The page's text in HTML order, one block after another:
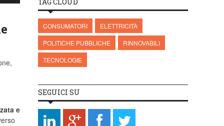
e
TAG CLOUD
CONSUMATORI
ELETTRICITÀ
POLITICHE PUBBLICHE
RINNOVABILI
TECNOLOGIE
SEGUICI SU